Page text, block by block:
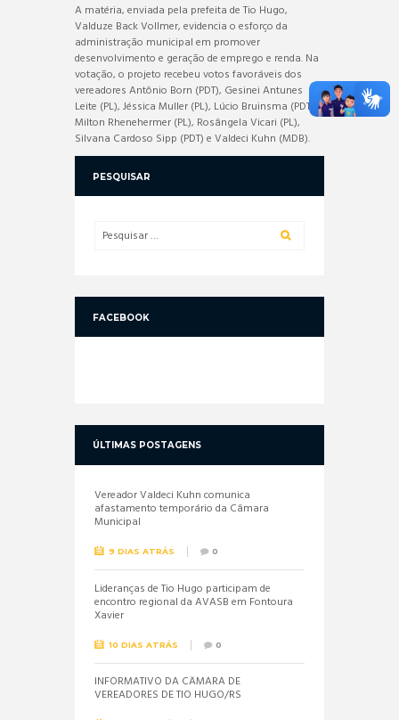
A matéria, enviada pela prefeita de Tio Hugo,
Valduze Back Vollmer, evidencia o esforço da
administração municipal em promover
desenvolvimento e geração de emprego e renda. Na
votação, o projeto recebeu votos favoráveis dos
vereadores Antônio Born (PDT), Gesinei Antunes
Leite (PL), Jéssica Muller (PL), Lúcio Bruinsma (PDT),
Milton Rhenehermer (PL), Rosângela Vicari (PL),
Silvana Cardoso Sipp (PDT) e Valdeci Kuhn (MDB).
PESQUISAR
FACEBOOK
ÚLTIMAS POSTAGENS
Vereador Valdeci Kuhn comunica
afastamento temporário da Câmara
Municipal
9 DIAS ATRÁS 0
Lideranças de Tio Hugo participam de
encontro regional da AVASB em Fontoura
Xavier
10 DIAS ATRÁS 0
INFORMATIVO DA CÂMARA DE
VEREADORES DE TIO HUGO/RS